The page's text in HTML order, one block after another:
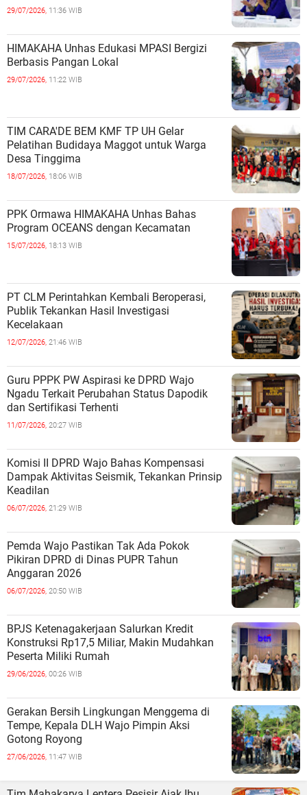
29/07/2026, 11:36 WIB
HIMAKAHA Unhas Edukasi MPASI Bergizi
Berbasis Pangan Lokal
29/07/2026, 11:22 WIB
TIM CARA'DE BEM KMF TP UH Gelar
Pelatihan Budidaya Maggot untuk Warga
Desa Tinggima
18/07/2026, 18:06 WIB
PPK Ormawa HIMAKAHA Unhas Bahas
Program OCEANS dengan Kecamatan
15/07/2026, 18:13 WIB
PT CLM Perintahkan Kembali Beroperasi,
Publik Tekankan Hasil Investigasi
Kecelakaan
12/07/2026, 21:46 WIB
Guru PPPK PW Aspirasi ke DPRD Wajo
Ngadu Terkait Perubahan Status Dapodik
dan Sertifikasi Terhenti
11/07/2026, 20:27 WIB
Komisi II DPRD Wajo Bahas Kompensasi
Dampak Aktivitas Seismik, Tekankan Prinsip
Keadilan
06/07/2026, 21:29 WIB
Pemda Wajo Pastikan Tak Ada Pokok
Pikiran DPRD di Dinas PUPR Tahun
Anggaran 2026
06/07/2026, 20:50 WIB
BPJS Ketenagakerjaan Salurkan Kredit
Konstruksi Rp17,5 Miliar, Makin Mudahkan
Peserta Miliki Rumah
29/06/2026, 00:26 WIB
Gerakan Bersih Lingkungan Menggema di
Tempe, Kepala DLH Wajo Pimpin Aksi
Gotong Royong
27/06/2026, 11:47 WIB